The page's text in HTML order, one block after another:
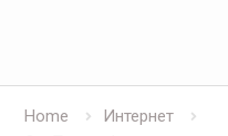
Home
Интернет